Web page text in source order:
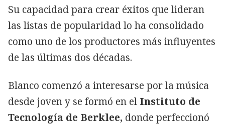
Su capacidad para crear éxitos que lideran
las listas de popularidad lo ha consolidado
como uno de los productores más influyentes
de las últimas dos décadas.
Blanco comenzó a interesarse por la música
desde joven y se formó en el Instituto de
Tecnología de Berklee, donde perfeccionó